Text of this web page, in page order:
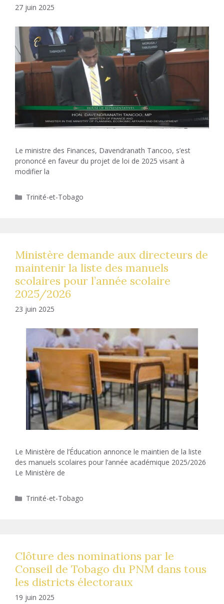
27 juin 2025
Le ministre des Finances, Davendranath Tancoo, s’est
prononcé en faveur du projet de loi de 2025 visant à
modifier la
Catégories
Trinité-et-Tobago
Ministère demande aux directeurs de
maintenir la liste des manuels
scolaires pour l’année scolaire
2025/2026
23 juin 2025
Le Ministère de l’Éducation annonce le maintien de la liste
des manuels scolaires pour l’année académique 2025/2026
Le Ministère de
Catégories
Trinité-et-Tobago
Clôture des nominations par le
Conseil de Tobago du PNM dans tous
les districts électoraux
19 juin 2025